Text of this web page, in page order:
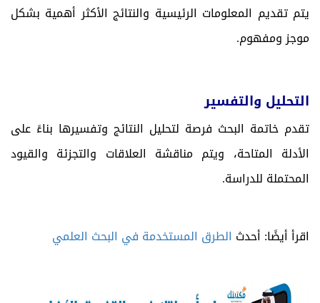
يتم تقديم المعلومات الرئيسية والنتائج الأكثر أهمية بشكل
موجز ومفهوم.
التحليل والتفسير
تقدم خاتمة البحث فرصة لتحليل النتائج وتفسيرها بناءً على
الأدلة المتاحة، ويتم مناقشة العلاقات والتجزئة والقيود
المحتملة للدراسة.
اقرأ أيضًا: أحدث الطرق المستخدمة في البحث العلمي